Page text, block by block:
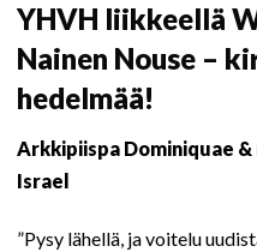
YHVH liikkeellä
Nainen Nouse –
hedelmää!
Arkkipiispa Dominiquae &
Israel
”Pysy lähellä, ja voitelu